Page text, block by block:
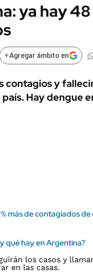
ya hay
+Agregar ámbito en
contagios y
Hay dengue
más de contagiados de
qué hay en Argentina?